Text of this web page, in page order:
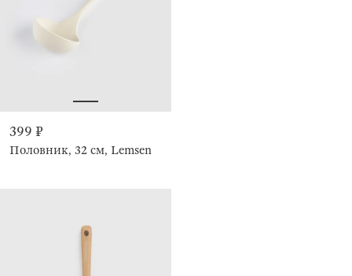
399 ₽
Половник, 32 см, Lemsen